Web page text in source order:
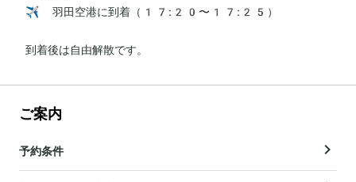
✈️ 羽田空港に到着（17:20〜17:25）
到着後は自由解散です。
ご案内
予約条件